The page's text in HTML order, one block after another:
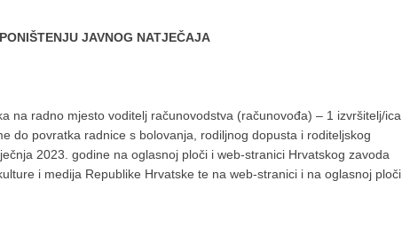
JAVNOG NATJEČAJA
na radno mjesto voditelj računovodstva (računovođa) – 1 izvršitelj/ica
do povratka radnice s bolovanja, rodiljnog dopusta i roditeljskog
2023. godine na oglasnoj ploči i web-stranici Hrvatskog zavoda
i medija Republike Hrvatske te na web-stranici i na oglasnoj ploči